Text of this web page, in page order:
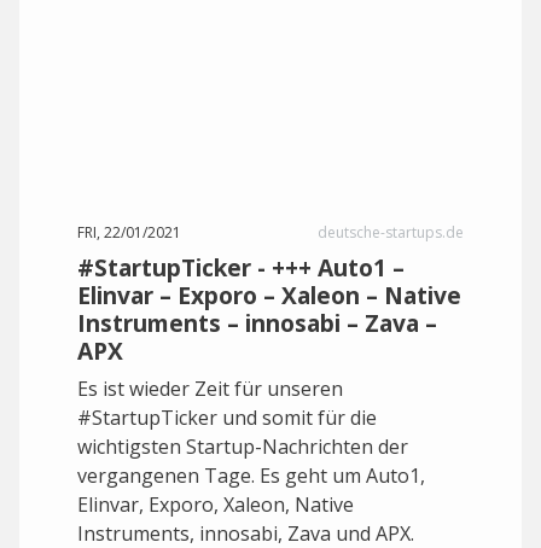
FRI, 22/01/2021 deutsche-startups.de
#StartupTicker - +++ Auto1 –
Elinvar – Exporo – Xaleon – Native
Instruments – innosabi – Zava –
APX
Es ist wieder Zeit für unseren
#StartupTicker und somit für die
wichtigsten Startup-Nachrichten der
vergangenen Tage. Es geht um Auto1,
Elinvar, Exporo, Xaleon, Native
Instruments, innosabi, Zava und APX.